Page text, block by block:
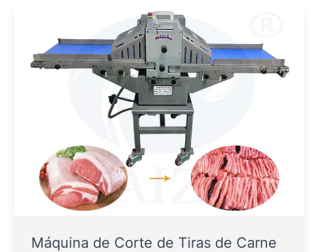
Máquina de Corte de Tiras de Carne